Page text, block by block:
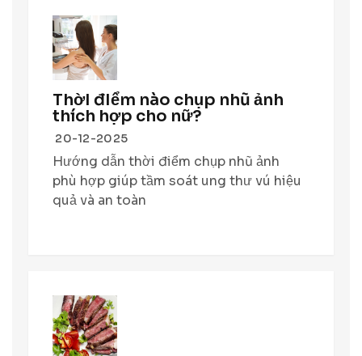
ThờI đIểm nào chụp nhũ ảnh
thích hợp cho nữ?
20-12-2025
Hướng dẫn thời điểm chụp nhũ ảnh
phù hợp giúp tầm soát ung thư vú hiệu
quả và an toàn